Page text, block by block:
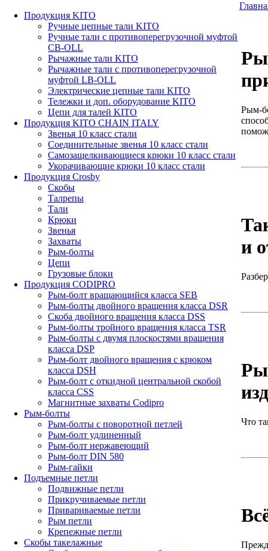
Продукция KITO
Ручные цепные тали KITO
Ручные тали с противоперегрузочной муфтой
СВ-OLL
Рычажные тали KITO
Рычажные тали с противоперегрузочной
муфтой LB-OLL
Электрические цепные тали KITO
Тележки и доп. оборудование KITO
Цепи для талей KITO
Продукция KITO CHAIN ITALY
Звенья 10 класс стали
Соединительные звенья 10 класс стали
Самозащелкивающиеся крюки 10 класс стали
Укорачивающие крюки 10 класс стали
Продукция Crosby
Скобы
Талрепы
Тали
Крюки
Звенья
Захваты
Рым-болты
Цепи
Грузовые блоки
Продукция CODIPRO
Рым-болт вращающийся класса SEB
Рым-болты двойного вращения класса DSR
Скоба двойного вращения класса DSS
Рым-болты тройного вращения класса TSR
Рым-болты с двумя плоскостями вращения
класса DSP
Рым-болт двойного вращения с крюком
класса DSH
Рым-болт с откидной центральной скобой
класса CSS
Магнитные захваты Codipro
Рым-болты
Рым-болты с поворотной петлей
Рым-болт удлиненный
Рым-болт нержавеющий
Рым-болт DIN 580
Рым-гайки
Подъемные петли
Подвижные петли
Прикручиваемые петли
Привариваемые петли
Рым петли
Крепежные петли
Скобы такелажные
Рым-
и
Что